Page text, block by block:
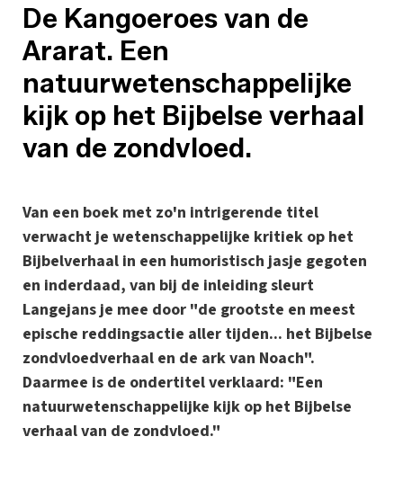
De Kangoeroes van de
Ararat. Een
natuurwetenschappelijke
kijk op het Bijbelse verhaal
van de zondvloed.
Van een boek met zo'n intrigerende titel
verwacht je wetenschappelijke kritiek op het
Bijbelverhaal in een humoristisch jasje gegoten
en inderdaad, van bij de inleiding sleurt
Langejans je mee door "de grootste en meest
epische reddingsactie aller tijden... het Bijbelse
zondvloedverhaal en de ark van Noach".
Daarmee is de ondertitel verklaard: "Een
natuurwetenschappelijke kijk op het Bijbelse
verhaal van de zondvloed."